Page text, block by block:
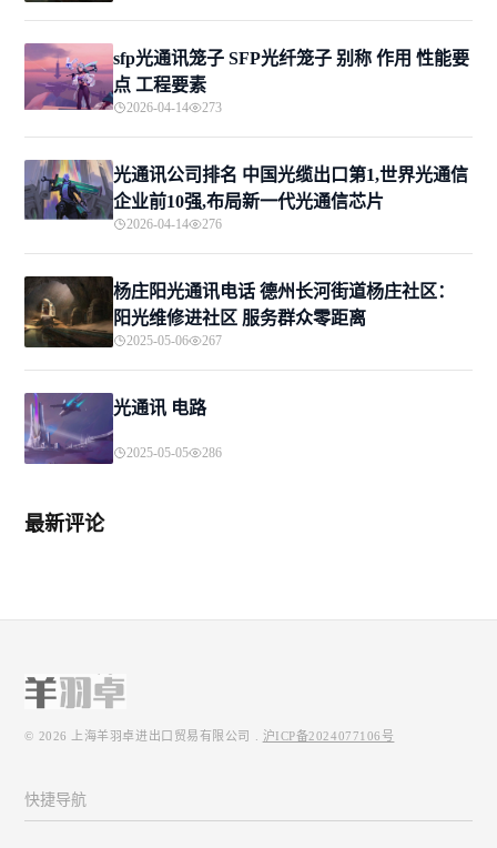
sfp光通讯笼子 SFP光纤笼子 别称 作用 性能要
点 工程要素
2026-04-14 273
光通讯公司排名 中国光缆出口第1,世界光通信
企业前10强,布局新一代光通信芯片
2026-04-14 276
杨庄阳光通讯电话 德州长河街道杨庄社区：
阳光维修进社区 服务群众零距离
2025-05-06 267
光通讯 电路
2025-05-05 286
最新评论
© 2026 上海羊羽卓进出口贸易有限公司 沪ICP备2024077106号
快捷导航